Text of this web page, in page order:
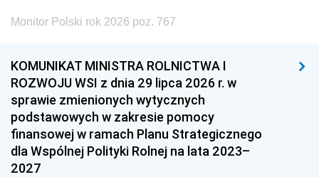
Monitor Polski rok 2026 poz. 767
KOMUNIKAT MINISTRA ROLNICTWA I
ROZWOJU WSI z dnia 29 lipca 2026 r. w
sprawie zmienionych wytycznych
podstawowych w zakresie pomocy
finansowej w ramach Planu Strategicznego
dla Wspólnej Polityki Rolnej na lata 2023–
2027